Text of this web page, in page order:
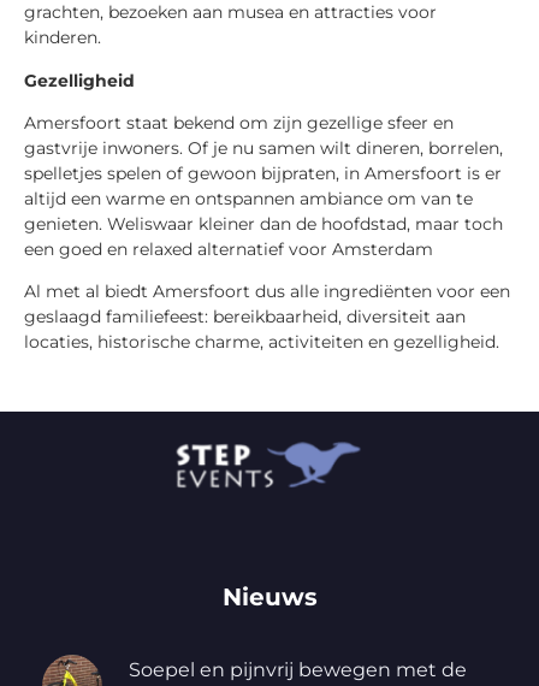
grachten, bezoeken aan musea en attracties voor
kinderen.
Gezelligheid
Amersfoort staat bekend om zijn gezellige sfeer en
gastvrije inwoners. Of je nu samen wilt dineren, borrelen,
spelletjes spelen of gewoon bijpraten, in Amersfoort is er
altijd een warme en ontspannen ambiance om van te
genieten. Weliswaar kleiner dan de hoofdstad, maar toch
een goed en relaxed alternatief voor Amsterdam
Al met al biedt Amersfoort dus alle ingrediënten voor een
geslaagd familiefeest: bereikbaarheid, diversiteit aan
locaties, historische charme, activiteiten en gezelligheid.
Nieuws
Soepel en pijnvrij bewegen met de